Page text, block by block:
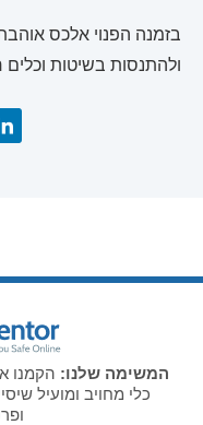
ולהתנסות בשיטות
המשימה שלנו: